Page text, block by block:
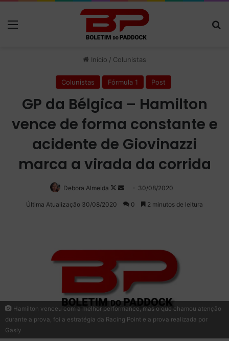
Início / Colunistas
Colunistas Fórmula 1 Post
GP da Bélgica – Hamilton
vence de forma constante e
acidente de Giovinazzi
marca a virada da corrida
Debora Almeida
Follow
on
Mande
um
30/08/2020
Última Atualização 30/08/2020 0 2 minutos de leitura
Hamilton venceu com a melhor performance, mas o que chamou atenção
durante a prova, foi a estratégia da Racing Point e a prova realizada por
Gasly